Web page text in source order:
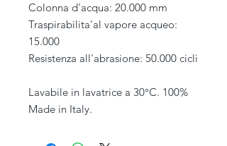
Colonna d'acqua: 20.000 mm
Traspirabilita'al vapore acqueo:
15.000
Resistenza all'abrasione: 50.000 cicli
Lavabile in lavatrice a 30°C. 100%
Made in Italy.